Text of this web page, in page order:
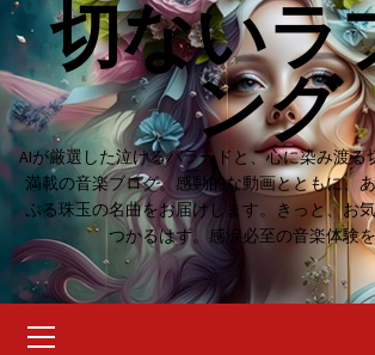
切ないラ
ング
AIが厳選した泣けるバラードと、心に染み渡る
満載の音楽ブログ。感動的な動画とともに、
ぶる珠玉の名曲をお届けします。きっと、お
つかるはず。感涙必至の音楽体験
Menu